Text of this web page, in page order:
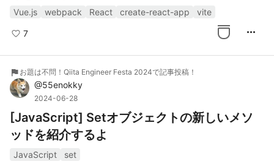
Vue.js webpack React create-react-app vite
7 more_horiz
flag お題は不問！Qiita Engineer Festa 2024で記事投稿！
@55enokky
2024-06-28
[JavaScript] Setオブジェクトの新しいメソ
ッドを紹介するよ
JavaScript set